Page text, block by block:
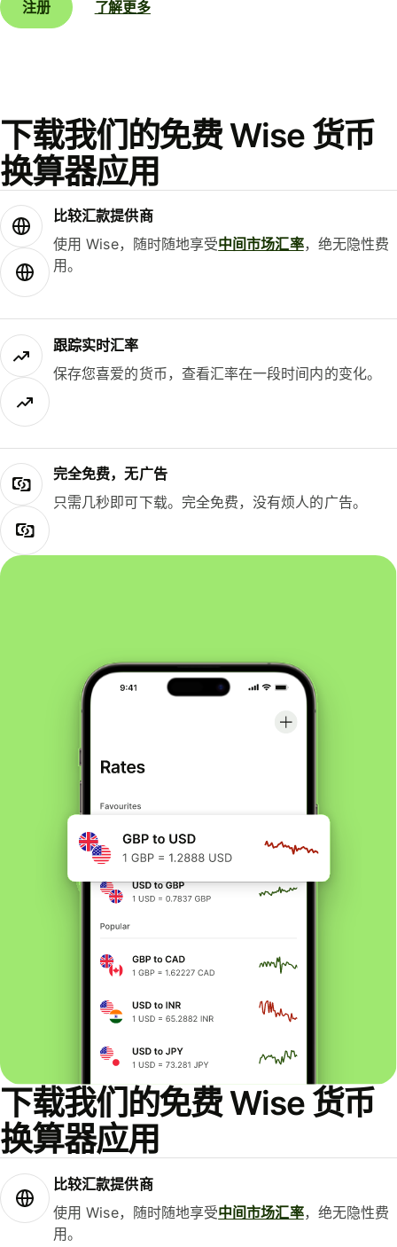
注册 了解更多
下载我们的免费 Wise 货币
换算器应用
比较汇款提供商
使用 Wise，随时随地享受中间市场汇率，绝无隐性费
用。
跟踪实时汇率
保存您喜爱的货币，查看汇率在一段时间内的变化。
完全免费，无广告
只需几秒即可下载。完全免费，没有烦人的广告。
下载我们的免费 Wise 货币
换算器应用
比较汇款提供商
使用 Wise，随时随地享受中间市场汇率，绝无隐性费
用。